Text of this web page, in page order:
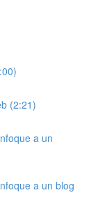
(2:21)
a un
a un blog